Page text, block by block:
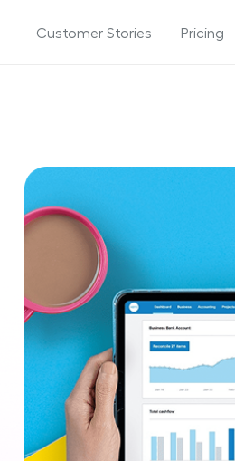
Customer Stories Pricing